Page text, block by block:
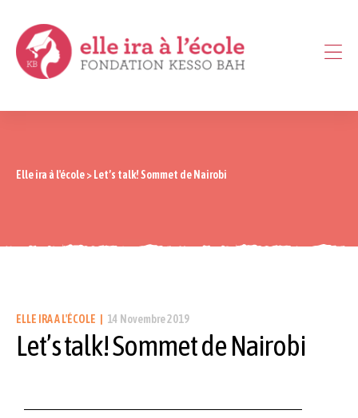
Elle ira à l'école> Let’s talk! Sommet de Nairobi
ELLE IRA A L'ÉCOLE 14 Novembre 2019
Let’s talk! Sommet de Nairobi